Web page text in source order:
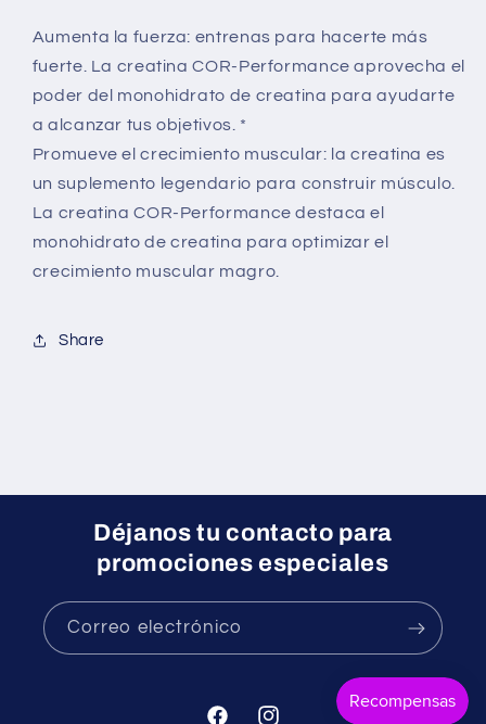
Aumenta la fuerza: entrenas para hacerte más
fuerte. La creatina COR-Performance aprovecha el
poder del monohidrato de creatina para ayudarte
a alcanzar tus objetivos. *
Promueve el crecimiento muscular: la creatina es
un suplemento legendario para construir músculo.
La creatina COR-Performance destaca el
monohidrato de creatina para optimizar el
crecimiento muscular magro.
Share
Déjanos tu contacto para
promociones especiales
Correo electrónico